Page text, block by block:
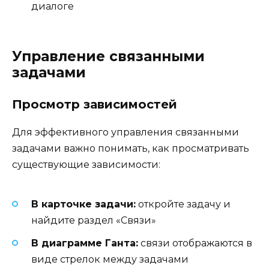
диалоге
Управление связанными
задачами
Просмотр зависимостей
Для эффективного управления связанными
задачами важно понимать, как просматривать
существующие зависимости:
В карточке задачи: откройте задачу и
найдите раздел «Связи»
В диаграмме Ганта: связи отображаются в
виде стрелок между задачами